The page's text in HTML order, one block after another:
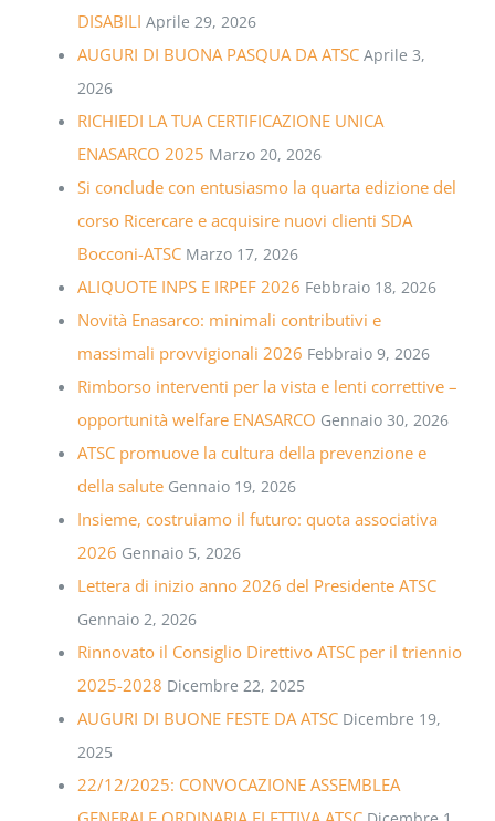
DISABILI Aprile 29, 2026
AUGURI DI BUONA PASQUA DA ATSC Aprile 3,
2026
RICHIEDI LA TUA CERTIFICAZIONE UNICA
ENASARCO 2025 Marzo 20, 2026
Si conclude con entusiasmo la quarta edizione del
corso Ricercare e acquisire nuovi clienti SDA
Bocconi-ATSC Marzo 17, 2026
ALIQUOTE INPS E IRPEF 2026 Febbraio 18, 2026
Novità Enasarco: minimali contributivi e
massimali provvigionali 2026 Febbraio 9, 2026
Rimborso interventi per la vista e lenti correttive –
opportunità welfare ENASARCO Gennaio 30, 2026
ATSC promuove la cultura della prevenzione e
della salute Gennaio 19, 2026
Insieme, costruiamo il futuro: quota associativa
2026 Gennaio 5, 2026
Lettera di inizio anno 2026 del Presidente ATSC
Gennaio 2, 2026
Rinnovato il Consiglio Direttivo ATSC per il triennio
2025-2028 Dicembre 22, 2025
AUGURI DI BUONE FESTE DA ATSC Dicembre 19,
2025
22/12/2025: CONVOCAZIONE ASSEMBLEA